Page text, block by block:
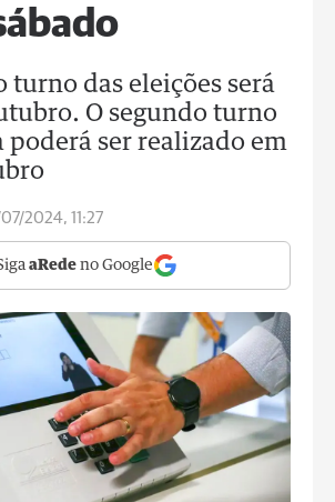
turno das eleições será
O segundo turno
poderá ser realizado em
2024, 11:27
aRede no Google